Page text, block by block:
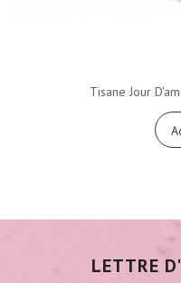
Tisane Jour
LETTRE